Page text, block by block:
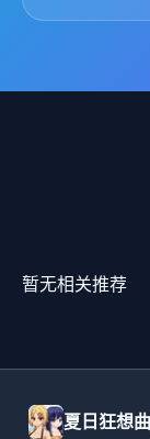
暂无相关推荐
夏日狂想